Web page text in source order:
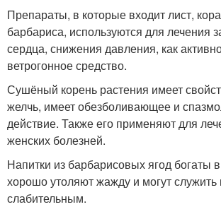
Препараты, в которые входит лист,
барбариса, используются для лечения
сердца, снижения давления, как
ветрогонное средство.
Сушёный корень растения имеет
желчь, имеет обезболивающее и
действие. Также его применяют для
женских болезней.
Напитки из барбарисовых ягод богаты
хорошо утоляют жажду и могут служить
слабительным.